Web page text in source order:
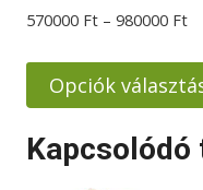
570000 Ft – 980000 Ft
-
Opciók
a
Kapcsolódó